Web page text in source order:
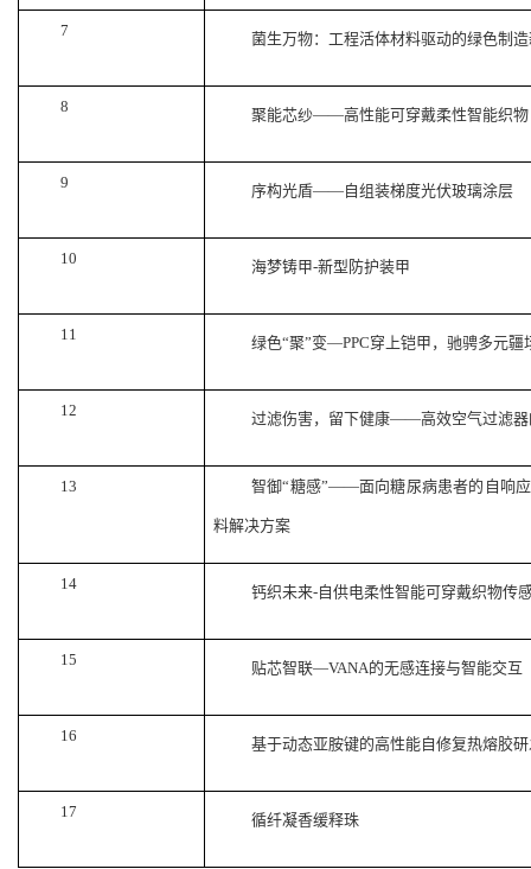
7 菌生万物：工程活体材料驱动的绿色制
8 聚能芯纱——高性能可穿戴柔性智能织物
9 序构光盾——自组装梯度光伏玻璃涂层
10 海梦铸甲-新型防护装甲
11 绿色“聚”变—PPC穿上铠甲，驰骋多元疆
12 过滤伤害，留下健康——高效空气过滤器
13 智御“糖感”——面向糖尿病患者的自响
料解决方案
14 钙织未来-自供电柔性智能可穿戴织物传
15 贴芯智联—VANA的无感连接与智能交互
16 基于动态亚胺键的高性能自修复热熔胶
17 循纤凝香缓释珠